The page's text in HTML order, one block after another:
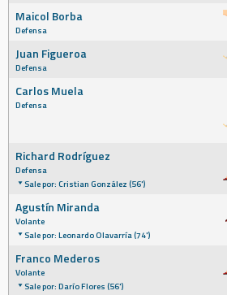
Maicol Borba
Defensa
Juan Figueroa
Defensa
Carlos Muela
Defensa
Richard Rodríguez
Defensa
Sale por: Cristian González (56')
Agustín Miranda
Volante
Sale por: Leonardo Olavarría (74')
Franco Mederos
Volante
Sale por: Darío Flores (56')